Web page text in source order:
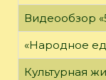
Видеообзор
«Народное
Культурная